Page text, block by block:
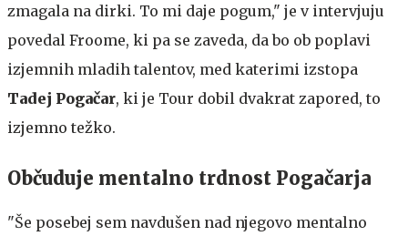
zmagala na dirki. To mi daje pogum," je v intervjuju
povedal Froome, ki pa se zaveda, da bo ob poplavi
izjemnih mladih talentov, med katerimi izstopa
Tadej Pogačar, ki je Tour dobil dvakrat zapored, to
izjemno težko.
Občuduje mentalno trdnost Pogačarja
"Še posebej sem navdušen nad njegovo mentalno